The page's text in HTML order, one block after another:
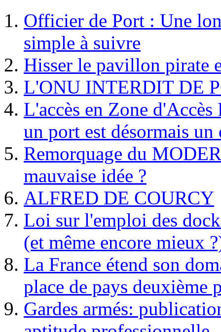
Officier de Port : Une
simple à suivre
Hisser le pavillon pirate
L'ONU INTERDIT DE
L'accès en Zone
un port est désormais un
Remorquage du
mauvaise idée ?
ALFRED DE COURCY
Loi sur l'emploi des
(et même encore mieux
La France étend son
place de pays deuxième
Gardes armés: